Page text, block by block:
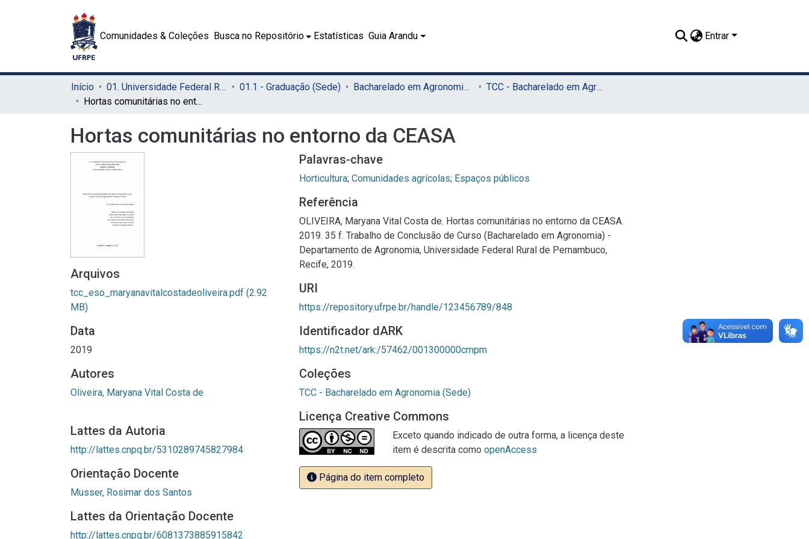
Comunidades & Coleções Busca no Repositório Estatísticas Guia Arandu Entrar
Início 01. Universidade Federal Rural de Pernambuco - UFRPE (Sede) 01.1 - Graduação (Sede) Bacharelado em Agronomia (Sede)
TCC - Bacharelado em Agronomia (Sede)
Hortas comunitárias no entorno da CEASA
Hortas comunitárias no entorno da CEASA
Arquivos
tcc_eso_maryanavitalcostadeoliveira.pdf (2.92
MB)
Data
2019
Autores
Oliveira, Maryana Vital Costa de
Lattes da Autoria
http://lattes.cnpq.br/5310289745827984
Orientação Docente
Musser, Rosimar dos Santos
Lattes da Orientação Docente
http://lattes.cnpq.br/6081373885915842
Palavras-chave
Horticultura; Comunidades agrícolas; Espaços públicos
Referência
OLIVEIRA, Maryana Vital Costa de. Hortas comunitárias no entorno da CEASA.
2019. 35 f. Trabalho de Conclusão de Curso (Bacharelado em Agronomia) -
Departamento de Agronomia, Universidade Federal Rural de Pernambuco,
Recife, 2019.
URI
https://repository.ufrpe.br/handle/123456789/848
Identificador dARK
https://n2t.net/ark:/57462/001300000cmpm
Coleções
TCC - Bacharelado em Agronomia (Sede)
Licença Creative Commons
Exceto quando indicado de outra forma, a licença deste
item é descrita como openAccess
Página do item completo